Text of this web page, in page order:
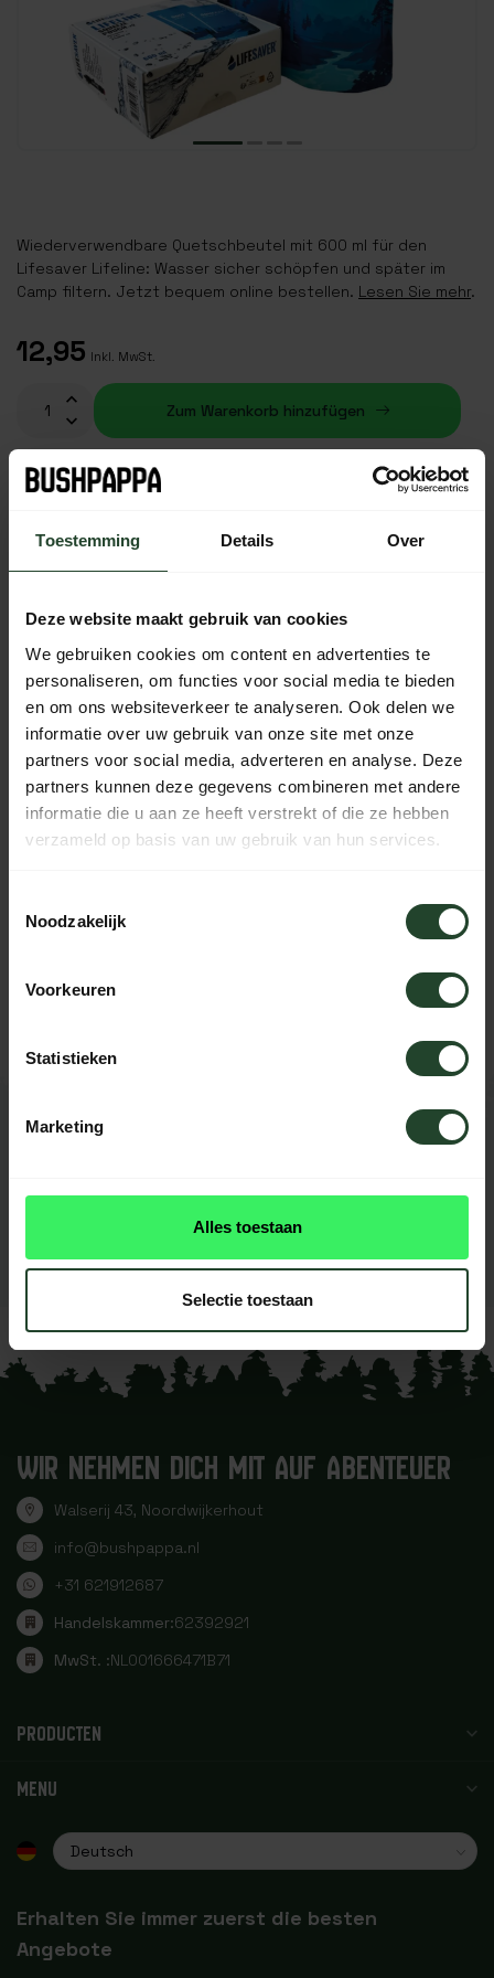
Toestemming Details Over
Deze website maakt gebruik van cookies
We gebruiken cookies om content en advertenties te
personaliseren, om functies voor social media te bieden
en om ons websiteverkeer te analyseren. Ook delen we
informatie over uw gebruik van onze site met onze
partners voor social media, adverteren en analyse. Deze
partners kunnen deze gegevens combineren met andere
informatie die u aan ze heeft verstrekt of die ze hebben
verzameld op basis van uw gebruik van hun services.
Noodzakelijk
Voorkeuren
Statistieken
Marketing
Alles toestaan
Selectie toestaan
Wiederverwendbare Quetschbeutel mit 600 ml für den
Lifesaver Lifeline: Wasser sicher schöpfen und später im
Camp filtern. Jetzt bequem online bestellen. Lesen Sie mehr.
12,95 Inkl. MwSt.
Zum Warenkorb hinzufügen
Auf Lager (5)
14 Tage Bedenkzeit mit no-nonsense Rückgaberecht
Jeden Tag von 10:00 bis 20:00 Uhr per Chat, Telefon oder
E-Mail erreichbar.
PRODUKTBESCHREIBUNG
EIGENSCHAFTEN
BEWERTUNGEN reviews
Ihre Bewertung hinzufügen
WIR NEHMEN DICH MIT AUF ABENTEUER
Walserij 43, Noordwijkerhout
info@bushpappa.nl
+31 621912687
Handelskammer:62392921
MwSt. :NL001666471B71
PRODUCTEN
MENU
Erhalten Sie immer zuerst die besten
Angebote